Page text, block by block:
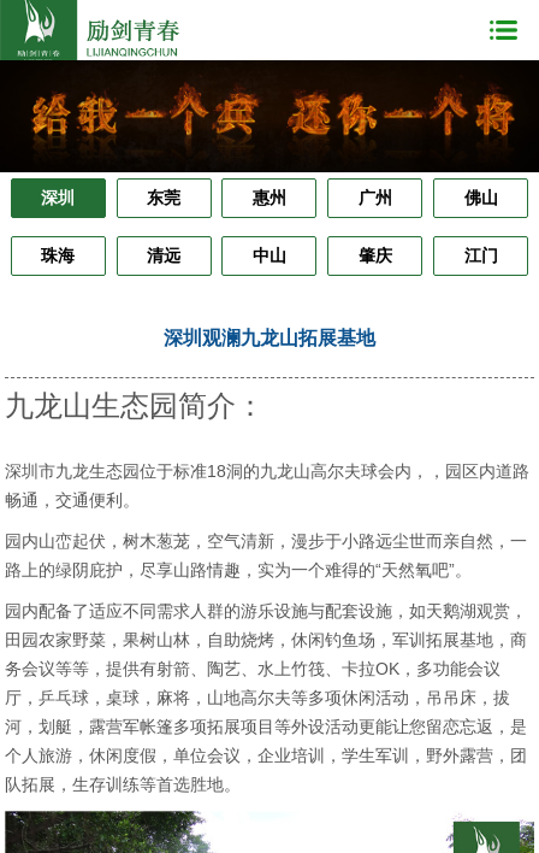
深圳 东莞 惠州 广州 佛山
珠海 清远 中山 肇庆 江门
深圳观澜九龙山拓展基地
九龙山生态园简介：
深圳市九龙生态园位于标准18洞的九龙山高尔夫球会内，，园区内道路
畅通，交通便利。
园内山峦起伏，树木葱茏，空气清新，漫步于小路远尘世而亲自然，一
路上的绿阴庇护，尽享山路情趣，实为一个难得的“天然氧吧”。
园内配备了适应不同需求人群的游乐设施与配套设施，如天鹅湖观赏，
田园农家野菜，果树山林，自助烧烤，休闲钓鱼场，军训拓展基地，商
务会议等等，提供有射箭、陶艺、水上竹筏、卡拉OK，多功能会议
厅，乒乓球，桌球，麻将，山地高尔夫等多项休闲活动，吊吊床，拔
河，划艇，露营军帐篷多项拓展项目等外设活动更能让您留恋忘返，是
个人旅游，休闲度假，单位会议，企业培训，学生军训，野外露营，团
队拓展，生存训练等首选胜地。